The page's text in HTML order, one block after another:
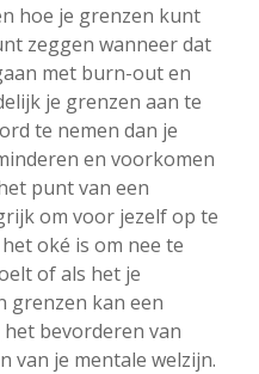
hoe je grenzen kunt
zeggen wanneer dat
met burn-out en
je grenzen aan te
te nemen dan je
en voorkomen
punt van een
om voor jezelf op te
oké is om nee te
of als het je
grenzen kan een
bevorderen van
van je mentale welzijn.